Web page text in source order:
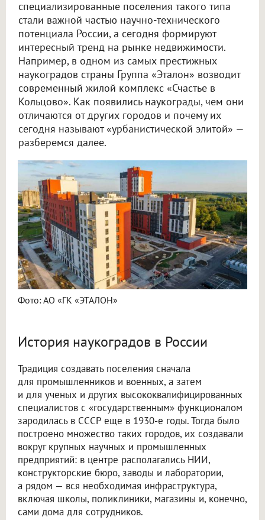
специализированные поселения такого типа
стали важной частью научно-технического
потенциала России, а сегодня формируют
интересный тренд на рынке недвижимости.
Например, в одном из самых престижных
наукоградов страны Группа «Эталон» возводит
современный жилой комплекс «Счастье в
Кольцово». Как появились наукограды, чем они
отличаются от других городов и почему их
сегодня называют «урбанистической элитой» —
разберемся далее.
Фото: АО «ГК «ЭТАЛОН»
История наукоградов в России
Традиция создавать поселения сначала
для промышленников и военных, а затем
и для ученых и других высококвалифицированных
специалистов с «государственным» функционалом
зародилась в СССР еще в 1930-е годы. Тогда было
построено множество таких городов, их создавали
вокруг крупных научных и промышленных
предприятий: в центре располагались НИИ,
конструкторские бюро, заводы и лаборатории,
а рядом — вся необходимая инфраструктура,
включая школы, поликлиники, магазины и, конечно,
сами дома для сотрудников.